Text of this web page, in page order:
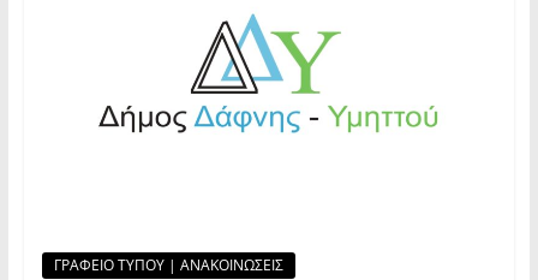
ΓΡΑΦΕΙΟ ΤΥΠΟΥ | ΑΝΑΚΟΙΝΩΣΕΙΣ